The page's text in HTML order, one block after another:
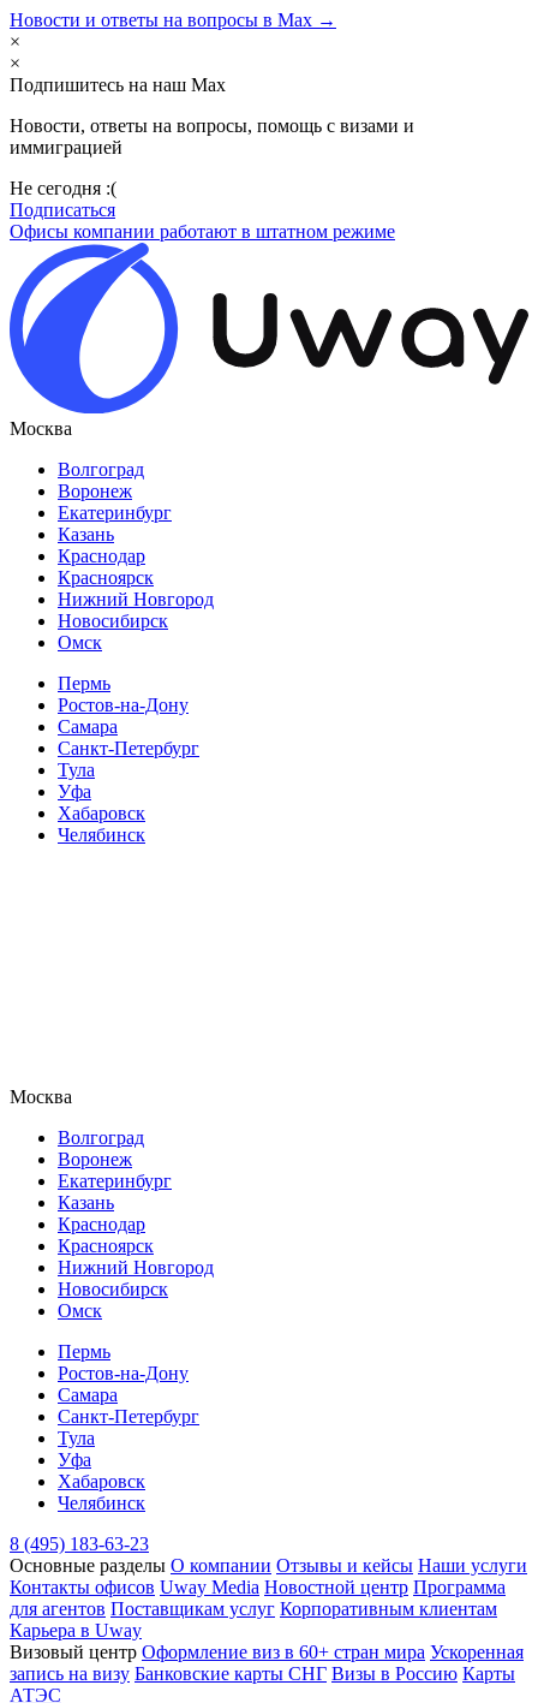
Новости и ответы на вопросы в Max →
×
×
Подпишитесь на наш Max
Новости, ответы на вопросы, помощь с визами и
иммиграцией
Не сегодня :(
Подписаться
Офисы компании работают в штатном режиме
Москва
Волгоград
Воронеж
Екатеринбург
Казань
Краснодар
Красноярск
Нижний Новгород
Новосибирск
Омск
Пермь
Ростов-на-Дону
Самара
Санкт-Петербург
Тула
Уфа
Хабаровск
Челябинск
Москва
Волгоград
Воронеж
Екатеринбург
Казань
Краснодар
Красноярск
Нижний Новгород
Новосибирск
Омск
Пермь
Ростов-на-Дону
Самара
Санкт-Петербург
Тула
Уфа
Хабаровск
Челябинск
8 (495) 183-63-23
Основные разделы О компании Отзывы и кейсы Наши услуги
Контакты офисов Uway Media Новостной центр Программа
для агентов Поставщикам услуг Корпоративным клиентам
Карьера в Uway
Визовый центр Оформление виз в 60+ стран мира Ускоренная
запись на визу Банковские карты СНГ Визы в Россию Карты
АТЭС